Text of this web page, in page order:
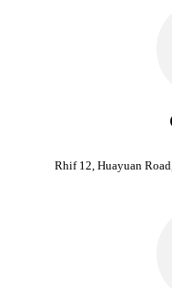
Rhif 12, Huayuan